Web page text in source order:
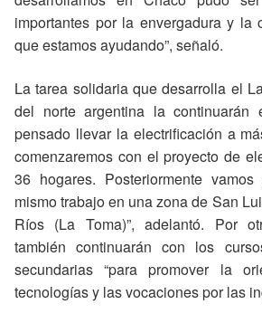
importantes por la envergadura y la
que estamos ayudando”, señaló.
La tarea solidaria que desarrolla el
del norte argentina la continuarán
pensado llevar la electrificación a
comenzaremos con el proyecto de
36 hogares. Posteriormente
mismo trabajo en una zona de San
Ríos (La Toma)”, adelantó. Por
también continuarán con los
secundarias “para promover la
tecnologías y las vocaciones por las